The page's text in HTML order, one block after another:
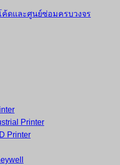
Printer
Printer